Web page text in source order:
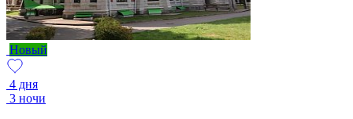
Новый
4 дня
3 ночи